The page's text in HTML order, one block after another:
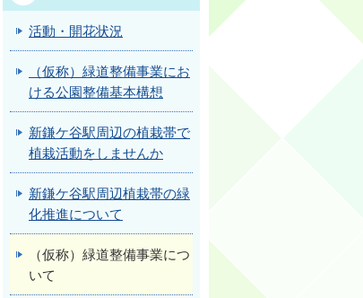
活動・開花状況
（仮称）緑道整備事業にお
ける公園整備基本構想
新鎌ケ谷駅周辺の植栽帯で
植栽活動をしませんか
新鎌ケ谷駅周辺植栽帯の緑
化推進について
（仮称）緑道整備事業につ
いて